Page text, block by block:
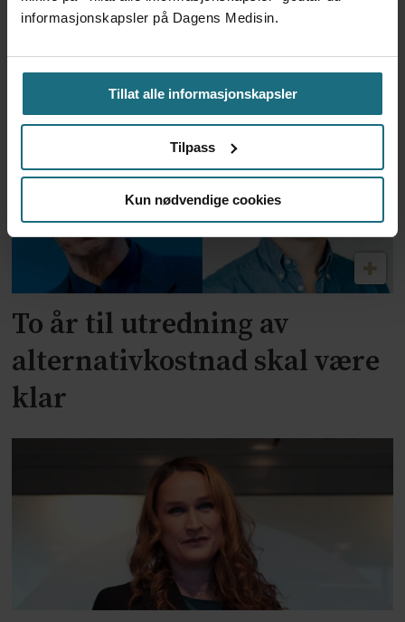
informasjonskapsler på Dagens Medisin.
Tillat alle informasjonskapsler
Tilpass
Kun nødvendige cookies
millionerstatning
To år til utredning av
alternativkostnad skal være
klar